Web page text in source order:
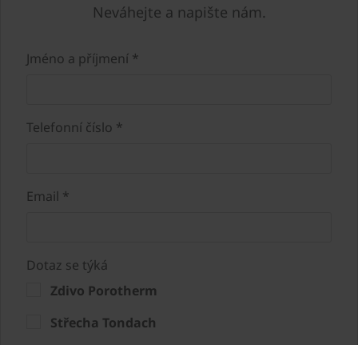
Neváhejte a napište nám.
Jméno a příjmení *
Telefonní číslo *
Email *
Dotaz se týká
Zdivo Porotherm
Střecha Tondach